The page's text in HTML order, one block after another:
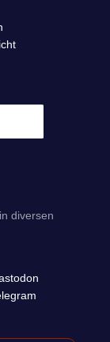
diversen